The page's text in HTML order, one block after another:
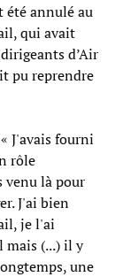
été annulé au
qui avait
d’Air
pu reprendre
J'avais fourni
rôle
venu là pour
J'ai bien
je l'ai
mais (...) il y
une